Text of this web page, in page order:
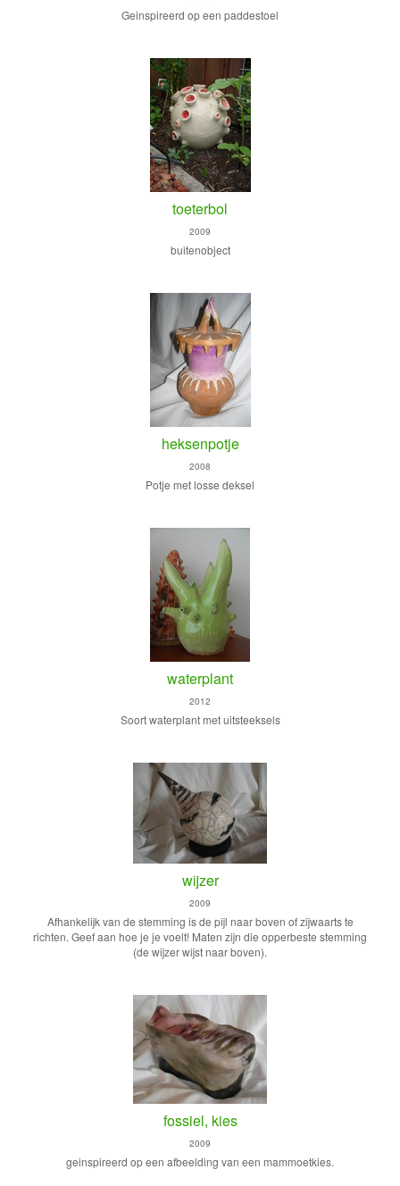
Geinspireerd op een paddestoel
toeterbol
2009
buitenobject
heksenpotje
2008
Potje met losse deksel
waterplant
2012
Soort waterplant met uitsteeksels
wijzer
2009
Afhankelijk van de stemming is de pijl naar boven of zijwaarts te
richten. Geef aan hoe je je voelt! Maten zijn die opperbeste stemming
(de wijzer wijst naar boven).
fossiel, kies
2009
geinspireerd op een afbeelding van een mammoetkies.